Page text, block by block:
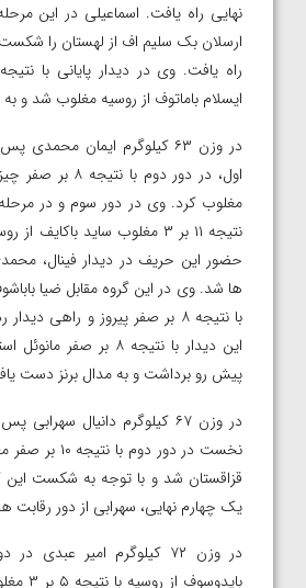
ارسلان بک سلیم اف از لهستان را شکست
ایسلام باماتوف از روسیه مغلوب شد و
در وزن ۶۳ کیلوگرم ایمان
اول، در دور دوم با
مغلوب کرد. وی در دور سوم و در
نتیجه ۱۱ بر ۳ مغلوب ساید
حضور این حریف در دیدار فینال،
ها شد. وی در این گروه مقابل ضیا
با نتیجه ۸ بر صفر پیروز و راهی
این دیدار با نتیجه ۸ بر
پیش رو برداشت و به مدال برنز دست
در وزن ۶۷ کیلوگرم دانیال
نخست در دور دوم
قزاقستان شد و با توجه به شکست
یک چهارم نهایی، سهرابی از دور رقابت
در وزن ۷۲ کیلوگرم امیر عبدی